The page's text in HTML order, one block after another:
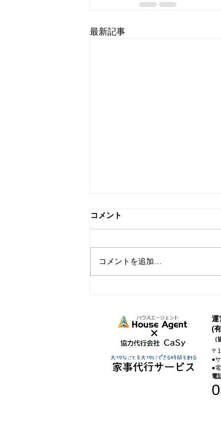
最新記事
コメント
コメントを追加…
(
〒
●
●
電